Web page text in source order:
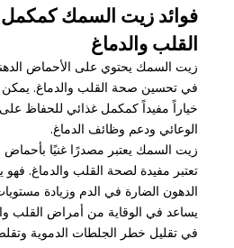
فوائد زيت السمك
القلب والدماغ
زيت السمك يحتوي على الأحماض
في تحسين صحة القلب والدماغ.
خياراً مفيداً كمكمل غذائي للحفاظ
الوعائي ودعم وظائف الدماغ.
تعتبر مفيدة لصحة القلب والدماغ.
الدهون الضارة في الدم وزيادة
يساعد في الوقاية من أمراض القلب
في تقليل خطر الجلطات الدموية